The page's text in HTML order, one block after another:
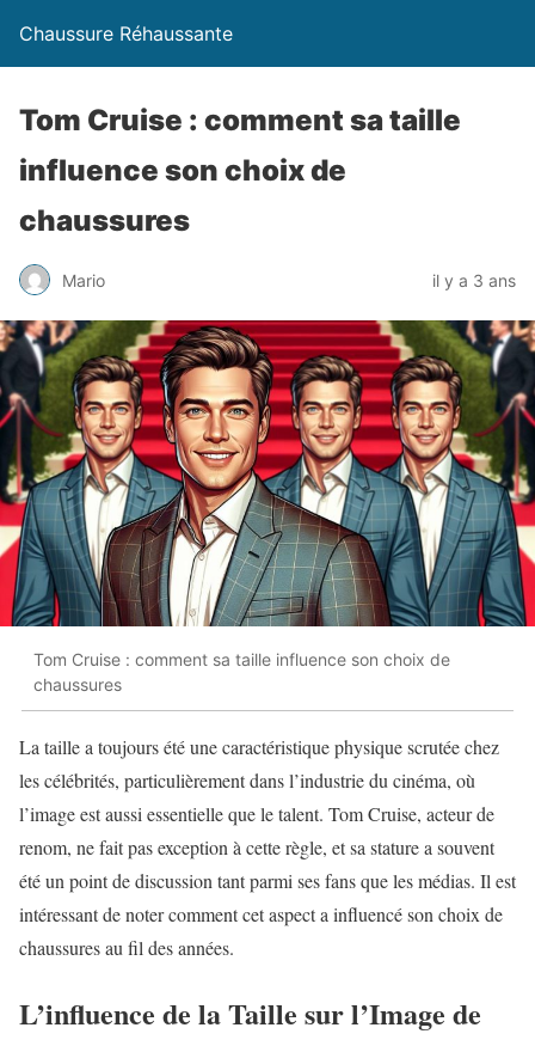
Chaussure Réhaussante
Tom Cruise : comment sa taille
influence son choix de
chaussures
Mario il y a 3 ans
Tom Cruise : comment sa taille influence son choix de
chaussures
La taille a toujours été une caractéristique physique scrutée chez
les célébrités, particulièrement dans l’industrie du cinéma, où
l’image est aussi essentielle que le talent. Tom Cruise, acteur de
renom, ne fait pas exception à cette règle, et sa stature a souvent
été un point de discussion tant parmi ses fans que les médias. Il est
intéressant de noter comment cet aspect a influencé son choix de
chaussures au fil des années.
L’influence de la Taille sur l’Image de